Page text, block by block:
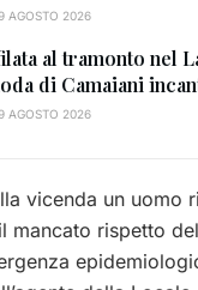
AGOSTO 2026
al tramonto nel
di Camaiani
AGOSTO 2026
vicenda un uomo
mancato rispetto